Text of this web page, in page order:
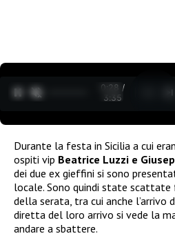
0:30 /
3:35
Durante la festa in Sicilia a cui
ospiti vip Beatrice Luzzi e
dei due ex gieffini si sono
locale. Sono quindi state
della serata, tra cui anche l’arrivo
diretta del loro arrivo si vede la
andare a sbattere.